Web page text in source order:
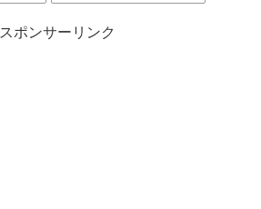
スポンサーリンク